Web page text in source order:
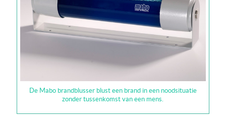
De Mabo brandblusser blust een brand in een noodsituatie
zonder tussenkomst van een mens.